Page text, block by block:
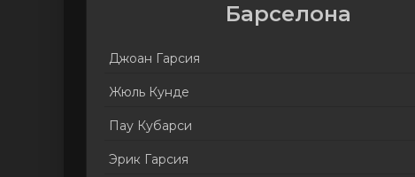
Барселона
Джоан Гарсия
Жюль Кунде
Пау Кубарси
Эрик Гарсия